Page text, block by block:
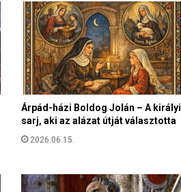
Árpád-házi Boldog Jolán – A királyi
sarj, aki az alázat útját választotta
2026.06.15.